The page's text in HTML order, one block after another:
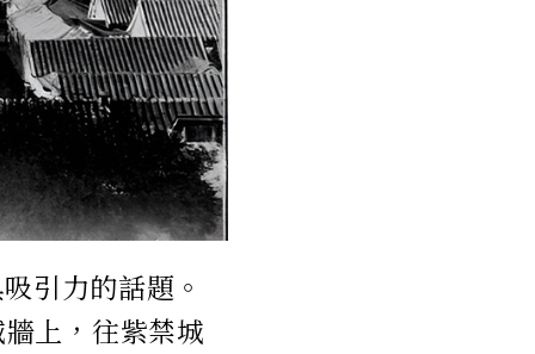
引力的話題。
上，往紫禁城